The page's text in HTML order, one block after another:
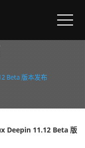
Beta 版
Beta 版本发布
Deepin 11.12 Beta 版